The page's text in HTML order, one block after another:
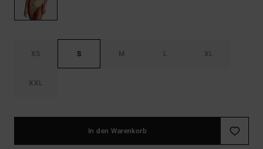
XS S M L XL
XXL
In den Warenkorb